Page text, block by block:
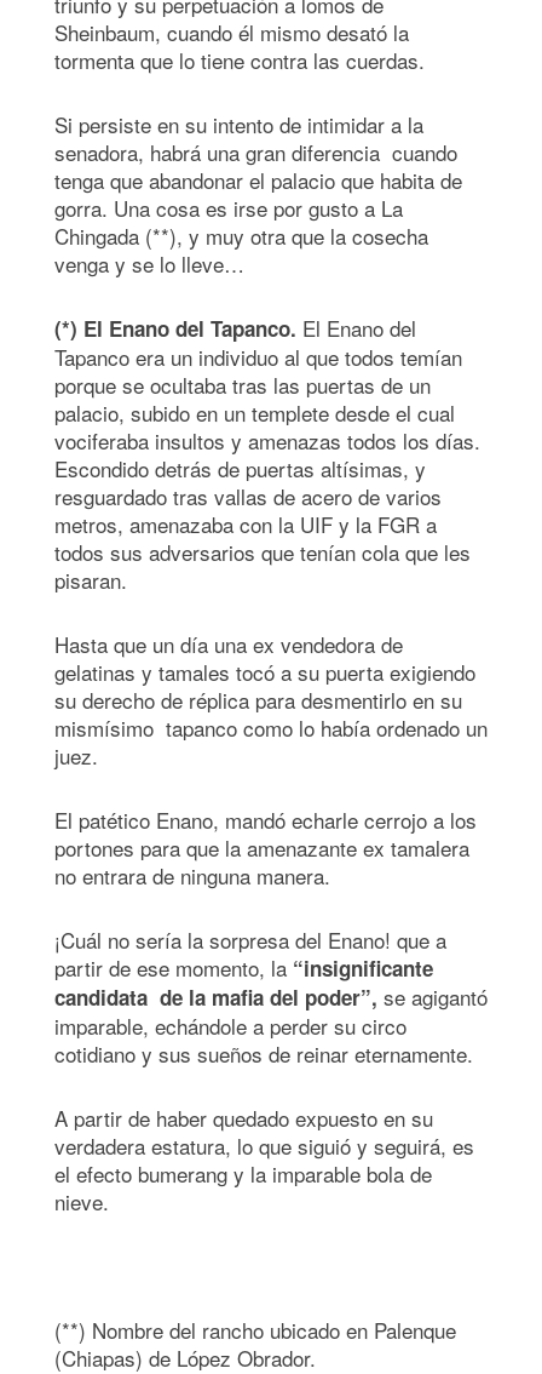
Sheinbaum, cuando él mismo desató la
tormenta que lo tiene contra las cuerdas.
Si persiste en su intento de intimidar a la
senadora, habrá una gran diferencia cuando
tenga que abandonar el palacio que habita de
gorra. Una cosa es irse por gusto a La
Chingada (**), y muy otra que la cosecha
venga y se lo lleve…
(*) El Enano del Tapanco. El Enano del
Tapanco era un individuo al que todos temían
porque se ocultaba tras las puertas de un
palacio, subido en un templete desde el cual
vociferaba insultos y amenazas todos los días.
Escondido detrás de puertas altísimas, y
resguardado tras vallas de acero de varios
metros, amenazaba con la UIF y la FGR a
todos sus adversarios que tenían cola que les
pisaran.
Hasta que un día una ex vendedora de
gelatinas y tamales tocó a su puerta exigiendo
su derecho de réplica para desmentirlo en su
mismísimo tapanco como lo había ordenado un
juez.
El patético Enano, mandó echarle cerrojo a los
portones para que la amenazante ex tamalera
no entrara de ninguna manera.
¡Cuál no sería la sorpresa del Enano! que a
partir de ese momento, la “insignificante
candidata de la mafia del poder”, se agigantó
imparable, echándole a perder su circo
cotidiano y sus sueños de reinar eternamente.
A partir de haber quedado expuesto en su
verdadera estatura, lo que siguió y seguirá, es
el efecto bumerang y la imparable bola de
nieve.
(**) Nombre del rancho ubicado en Palenque
(Chiapas) de López Obrador.